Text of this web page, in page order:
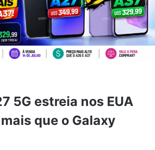
5G estreia nos EUA
que o Galaxy